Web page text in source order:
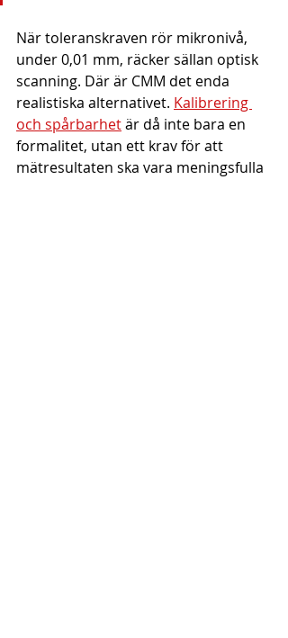
När toleranskraven rör mikronivå,
under 0,01 mm, räcker sällan optisk
scanning. Där är CMM det enda
realistiska alternativet. Kalibrering
och spårbarhet är då inte bara en
formalitet, utan ett krav för att
mätresultaten ska vara meningsfulla